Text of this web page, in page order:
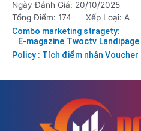
Ngày Đánh Giá: 20/10/2025
Tổng Điểm: 174
Xếp Loại: A
Combo marketing stragety:
E-magazine Twoctv Landipage
Policy : Tích điểm nhận Voucher